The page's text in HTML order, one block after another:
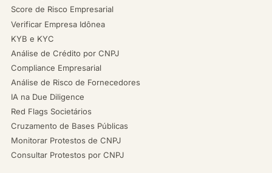
Score de Risco Empresarial
Verificar Empresa Idônea
KYB e KYC
Análise de Crédito por CNPJ
Compliance Empresarial
Análise de Risco de Fornecedores
IA na Due Diligence
Red Flags Societários
Cruzamento de Bases Públicas
Monitorar Protestos de CNPJ
Consultar Protestos por CNPJ